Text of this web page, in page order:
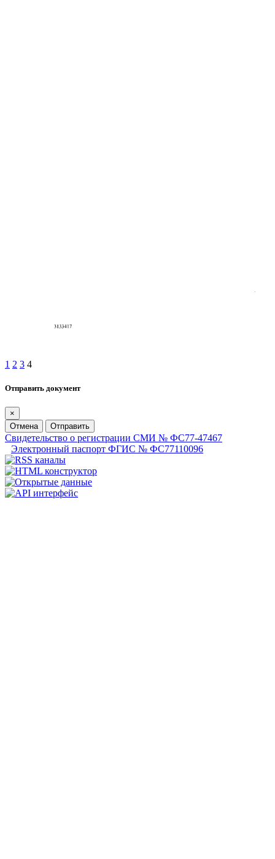
1 2 3 4
Отправить документ
×
Отмена
Отправить
Свидетельство о регистрации СМИ № ФС77-47467
Электронный паспорт ФГИС № ФС77110096